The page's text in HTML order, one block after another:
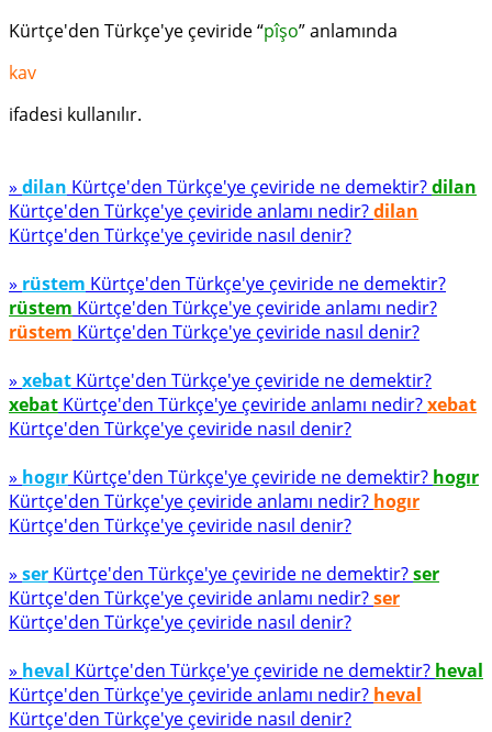
Kürtçe'den Türkçe'ye çeviride “pîşo” anlamında
kav
ifadesi kullanılır.
» dilan Kürtçe'den Türkçe'ye çeviride ne demektir?dilan
Kürtçe'den Türkçe'ye çeviride anlamı nedir?dilan
Kürtçe'den Türkçe'ye çeviride nasıl denir?
» rüstem Kürtçe'den Türkçe'ye çeviride ne demektir?
rüstem Kürtçe'den Türkçe'ye çeviride anlamı nedir?
rüstem Kürtçe'den Türkçe'ye çeviride nasıl denir?
» xebat Kürtçe'den Türkçe'ye çeviride ne demektir?
xebat Kürtçe'den Türkçe'ye çeviride anlamı nedir?xebat
Kürtçe'den Türkçe'ye çeviride nasıl denir?
» hogır Kürtçe'den Türkçe'ye çeviride ne demektir? hogır
Kürtçe'den Türkçe'ye çeviride anlamı nedir? hogır
Kürtçe'den Türkçe'ye çeviride nasıl denir?
» ser Kürtçe'den Türkçe'ye çeviride ne demektir?ser
Kürtçe'den Türkçe'ye çeviride anlamı nedir?ser
Kürtçe'den Türkçe'ye çeviride nasıl denir?
» heval Kürtçe'den Türkçe'ye çeviride ne demektir? heval
Kürtçe'den Türkçe'ye çeviride anlamı nedir? heval
Kürtçe'den Türkçe'ye çeviride nasıl denir?